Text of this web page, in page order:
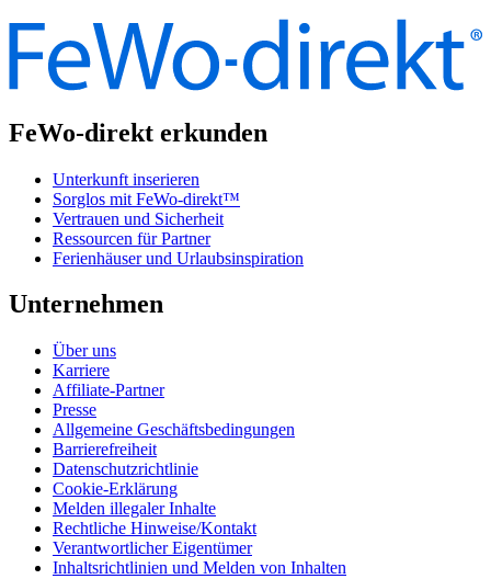
FeWo-direkt erkunden
Unterkunft inserieren
Sorglos mit FeWo-direkt™
Vertrauen und Sicherheit
Ressourcen für Partner
Ferienhäuser und Urlaubsinspiration
Unternehmen
Über uns
Karriere
Affiliate-Partner
Presse
Allgemeine Geschäftsbedingungen
Barrierefreiheit
Datenschutzrichtlinie
Cookie-Erklärung
Melden illegaler Inhalte
Rechtliche Hinweise/Kontakt
Verantwortlicher Eigentümer
Inhaltsrichtlinien und Melden von Inhalten